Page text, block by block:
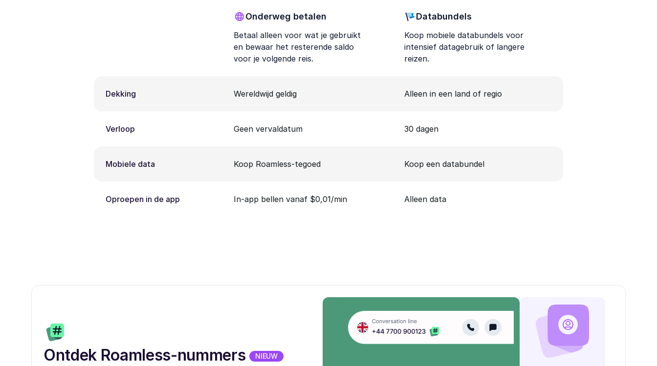
Onderweg betalen
Betaal alleen voor wat je gebruikt
en bewaar het resterende saldo
voor je volgende reis.
Databundels
Koop mobiele databundels voor
intensief datagebruik of langere
reizen.
Dekking Wereldwijd geldig Alleen in een land of regio
Verloop Geen vervaldatum 30 dagen
Mobiele data Koop Roamless-tegoed Koop een databundel
Oproepen in de app In-app bellen vanaf $0,01/min Alleen data
Ontdek Roamless-nummers NIEUW